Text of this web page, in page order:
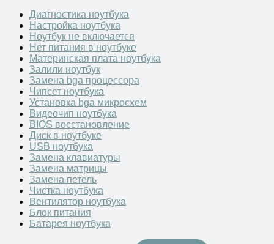
Диагностика ноутбука
Настройка ноутбука
Ноутбук не включается
Нет питания в ноутбуке
Материнская плата ноутбука
Залили ноутбук
Замена bga процессора
Чипсет ноутбука
Установка bga микросхем
Видеочип ноутбука
BIOS восстановление
Диск в ноутбуке
USB ноутбука
Замена клавиатуры
Замена матрицы
Замена петель
Чистка ноутбука
Вентилятор ноутбука
Блок питания
Батарея ноутбука